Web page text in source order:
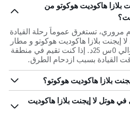
بلازا هاكوديت هوكوتو من
مروري، تستغرق عموماً رحلة القيادة
هوتل لا إيجنت بلازا هاكوديت هوكوتو و مطار
كاكوديت (أقرب مطار) حوالي 0س 25د. إذا كنت تقيم في منطقة
القيادة بسبب ازدحام الطرق.
بلازا هاكوديت هوكوتو؟
هوتل لا إيجنت بلازا هاكوديت